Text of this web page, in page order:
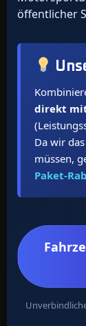
öffentlicher
direkt
Da wir
müssen,
Paket-